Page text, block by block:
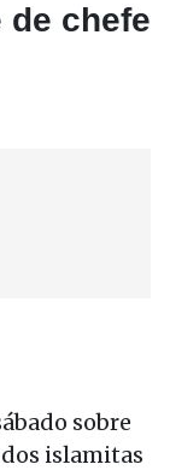
de chefe
sobre
islamitas